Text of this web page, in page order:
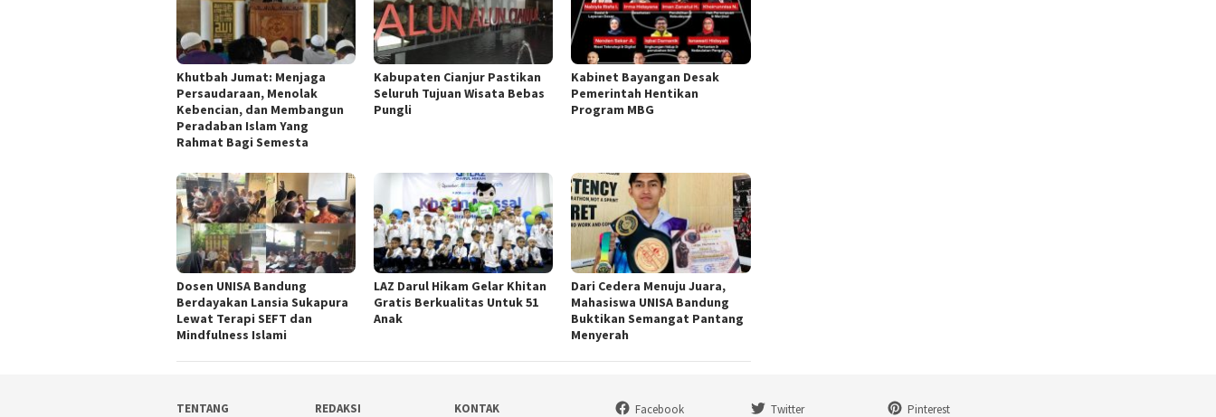
Khutbah Jumat: Menjaga
Persaudaraan, Menolak
Kebencian, dan Membangun
Peradaban Islam Yang
Rahmat Bagi Semesta
Kabupaten Cianjur Pastikan
Seluruh Tujuan Wisata Bebas
Pungli
Kabinet Bayangan Desak
Pemerintah Hentikan
Program MBG
Dosen UNISA Bandung
Berdayakan Lansia Sukapura
Lewat Terapi SEFT dan
Mindfulness Islami
LAZ Darul Hikam Gelar Khitan
Gratis Berkualitas Untuk 51
Anak
Dari Cedera Menuju Juara,
Mahasiswa UNISA Bandung
Buktikan Semangat Pantang
Menyerah
TENTANG REDAKSI KONTAK Facebook Twitter Pinterest